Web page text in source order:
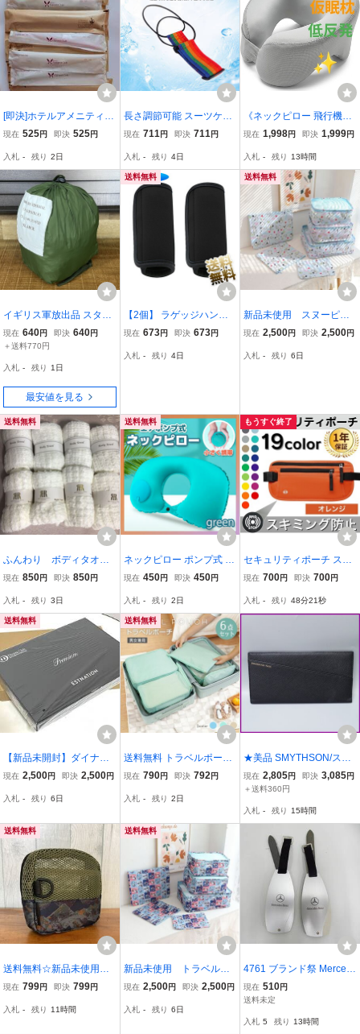
[即決]ホテルアメニティ/
歯ブラシ(歯磨粉付き)30
ト含む)(個包装)旅行/キャ
ンプ/来客用/入院/非常用
備蓄/掃除
現在 525円 即決 525円
入札 - 残り 2日
長さ調節可能 スーツケー
スベルト 2本入り 虹色 荷
ンド 旅行 出張用 軽量 バ
ッグとめるベルト;L5560-
2PS;
現在 711 円 即決 711 円
入札 - 残り 4日
《ネックピロー 飛行機用
うつぶせ寝 オフィス 昼寝
ーナップ 低反発フォーム
トラベルピロー 旅行 ライ
トグレー
現在 1,998円 即決 1,999円
入札 - 残り 13時間
イギリス軍放出品 スタッ
フバッグ 収納袋 サーマル
リバーシブルジャケッ
現在 640円 即決 640円
＋送料770円
入札 - 残り 1日
最安値を見る
送料無料
【2個】 ラゲッジハンド
ルカバー 【ブラック】 軽
バー 各種バッグ・スーツ
現在 673円 即決 673円
入札 - 残り 4日
送料無料
新品未使用 スヌーピー
トラベルポーチ 6点セッ
収納 旅行用収納袋
現在 2,500円 即決 2,500円
入札 - 残り 6日
送料無料
ふんわり ボディタオル×
8 ホテルアメニティ リ
現在 850円 即決 850円
入札 - 残り 3日
送料無料
ネックピロー ポンプ式 枕
エア枕 U字 旅行 トラベル
現在 450円 即決 450円
入札 - 残り 2日
もうすぐ終了
セキュリティポーチ スキ
ミング防止 海外旅行 パス
ス スキミング防止ケース
ポーチ オレンジ
現在 700円 即決 700円
入札 - 残り 48分20秒
送料無料
【新品未開封】ダイナー
スクラブプレミアム エ
ルポーチ
現在 2,500円 即決 2,500円
入札 - 残り 6日
送料無料
送料無料 トラベルポーチ
圧縮トラベルポーチ 圧縮
旅行 化粧 小物 洗面 衣類
sg176
現在 790円 即決 792 円
入札 - 残り 2日
★美品 SMYTHSON/スマ
イソン パスポートケース/
ブラック/レザー/ボーディ
ホルダー/カバー&220090
現在 2,805円 即決 3,085円
＋送料360円
入札 - 残り 15時間
送料無料
送料無料☆新品未使用☆K
iU キウ トラベルメッシュ
エラ アウトドア 旅行など
現在 799円 即決 799円
入札 - 残り 11時間
送料無料
新品未使用 トラベルポ
ーチ 6点セット スヌーピ
旅行 衣類収納袋
現在 2,500円 即決 2,500円
入札 - 残り 6日
4761 ブランド祭 Merced
es Benz メルセデス ベン
ツ ネームタグ ラゲッジタ
現在 510円
送料未定
入札 5 残り 13時間